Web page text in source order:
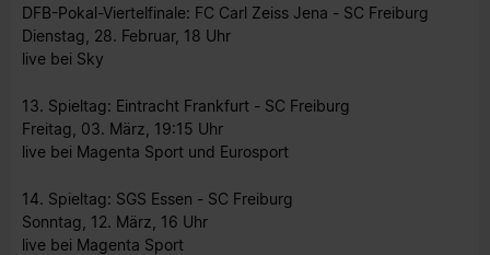
DFB-Pokal-Viertelfinale: FC Carl Zeiss Jena - SC Freiburg
Dienstag, 28. Februar, 18 Uhr
live bei Sky
13. Spieltag: Eintracht Frankfurt - SC Freiburg
Freitag, 03. März, 19:15 Uhr
live bei Magenta Sport und Eurosport
14. Spieltag: SGS Essen - SC Freiburg
Sonntag, 12. März, 16 Uhr
live bei Magenta Sport